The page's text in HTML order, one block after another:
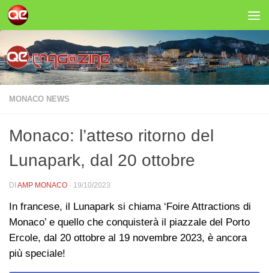
Salta al contenuto
MONACO NEWS
Monaco: l’atteso ritorno del
Lunapark, dal 20 ottobre
DI AMP MONACO · 19/10/2023
In francese, il Lunapark si chiama ‘Foire Attractions di
Monaco’ e quello che conquisterà il piazzale del Porto
Ercole, dal 20 ottobre al 19 novembre 2023, è ancora
più speciale!